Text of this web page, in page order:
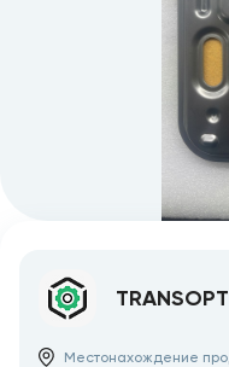
TRANSOPT
Местонахождение